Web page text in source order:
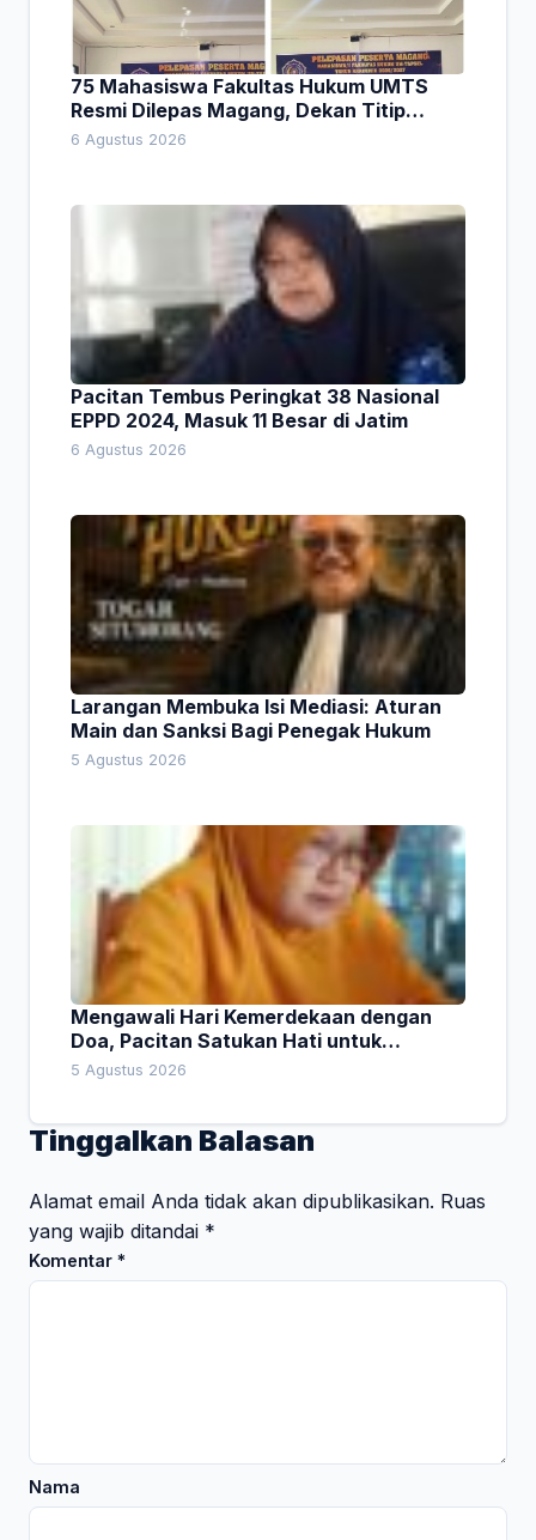
75 Mahasiswa Fakultas Hukum UMTS
Resmi Dilepas Magang, Dekan Titip
Empat Pesan Penting
6 Agustus 2026
Pacitan Tembus Peringkat 38 Nasional
EPPD 2024, Masuk 11 Besar di Jatim
6 Agustus 2026
Larangan Membuka Isi Mediasi: Aturan
Main dan Sanksi Bagi Penegak Hukum
5 Agustus 2026
Mengawali Hari Kemerdekaan dengan
Doa, Pacitan Satukan Hati untuk
Indonesia
5 Agustus 2026
Tinggalkan Balasan
Alamat email Anda tidak akan dipublikasikan. Ruas
yang wajib ditandai *
Komentar *
Nama